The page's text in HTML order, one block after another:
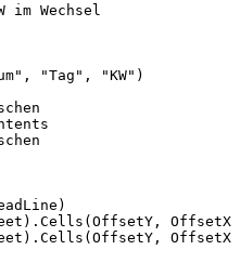
im Wechsel
"Tag", "KW")
OffsetX
OffsetX